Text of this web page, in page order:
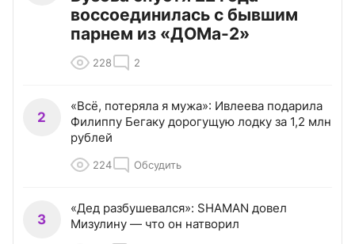
воссоединилась с бывшим
парнем из «ДОМа-2»
228 2
2
«Всё, потеряла я мужа»: Ивлеева подарила
Филиппу Бегаку дорогущую лодку за 1,2 млн
рублей
224 Обсудить
3
«Дед разбушевался»: SHAMAN довел
Мизулину — что он натворил